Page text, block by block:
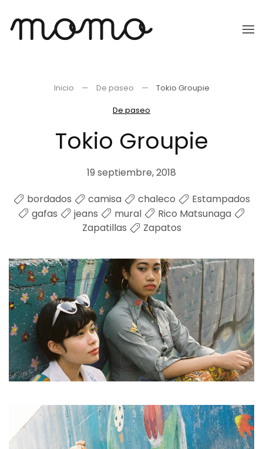
Ir
Inicio De paseo
Tokio Groupie
De paseo
Tokio Groupie
19 septiembre, 2018
bordados
camisa chaleco
Estampados
gafas
jeans mural
Rico Matsunaga
Zapatillas
Zapatos